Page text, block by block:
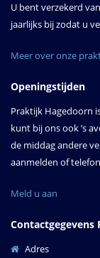
U bent verzekerd
jaarlijks bij zodat u
Meer over onze
Openingstijden
Praktijk Hagedoorn
kunt bij ons ook ’s
de middag andere
aanmelden of
Meld u aan
Adres